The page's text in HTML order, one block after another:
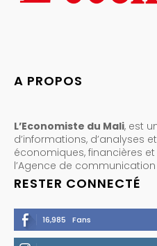
A PROPOS
L’Economiste du Mali, est
d’informations, d’analyses
économiques, financières
l’Agence de communication «
RESTER CONNECTÉ
16,985 Fans